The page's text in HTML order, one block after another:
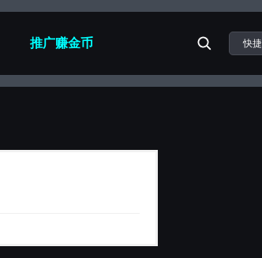
推广赚金币 快捷